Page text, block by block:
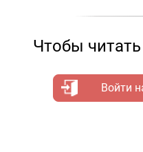
Чтобы
Войти